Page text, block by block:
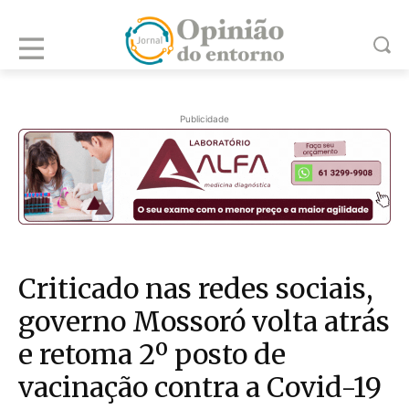
Publicidade
Criticado nas redes sociais,
governo Mossoró volta atrás
e retoma 2º posto de
vacinação contra a Covid-19